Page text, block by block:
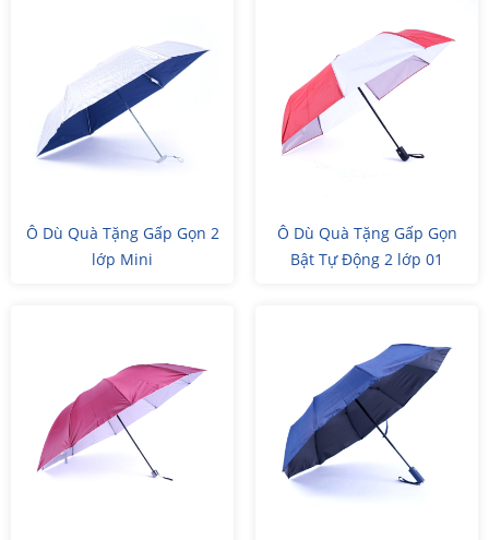
Ô Dù Quà Tặng Gấp Gọn 2
lớp Mini
Ô Dù Quà Tặng Gấp Gọn
Bật Tự Động 2 lớp 01